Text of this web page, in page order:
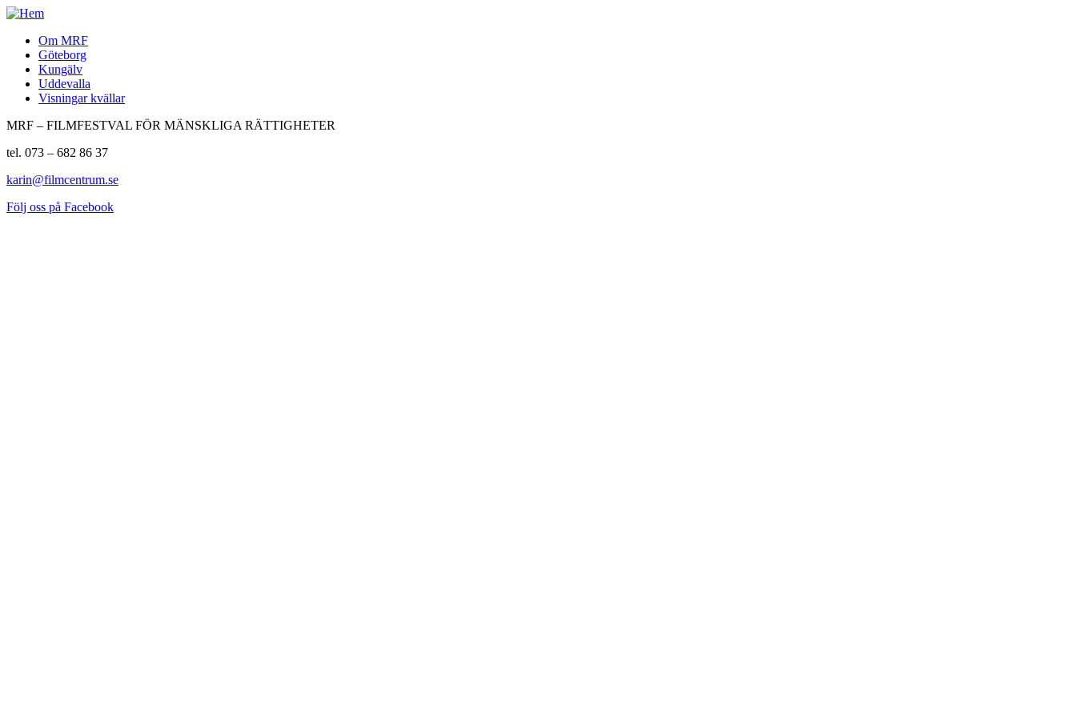
Om MRF
Göteborg
Kungälv
Uddevalla
Visningar kvällar
MRF – FILMFESTVAL FÖR MÄNSKLIGA RÄTTIGHETER
tel. 073 – 682 86 37
karin@filmcentrum.se
Följ oss på Facebook